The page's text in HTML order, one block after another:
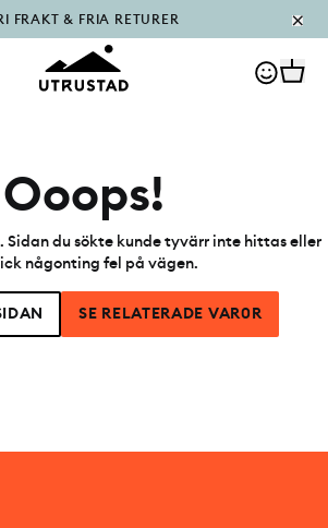
FRAKT & FRIA RETURER
PÅFYLLT I OUTLET
Ooops!
Sidan du sökte kunde tyvärr inte hittas eller
någonting fel på vägen.
SE RELATERADE VAR0R